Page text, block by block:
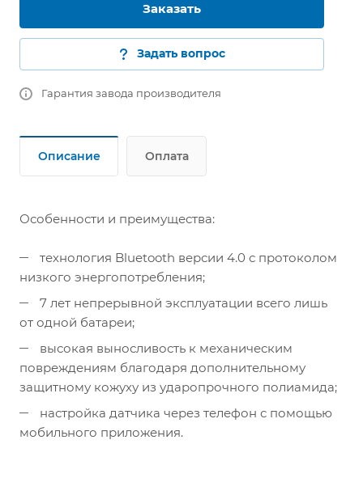
Заказать
Задать вопрос
Гарантия завода производителя
Описание Оплата
Особенности и преимущества:
технология Bluetooth версии 4.0 с протоколом
низкого энергопотребления;
7 лет непрерывной эксплуатации всего лишь
от одной батареи;
высокая выносливость к механическим
повреждениям благодаря дополнительному
защитному кожуху из ударопрочного полиамида;
настройка датчика через телефон с помощью
мобильного приложения.